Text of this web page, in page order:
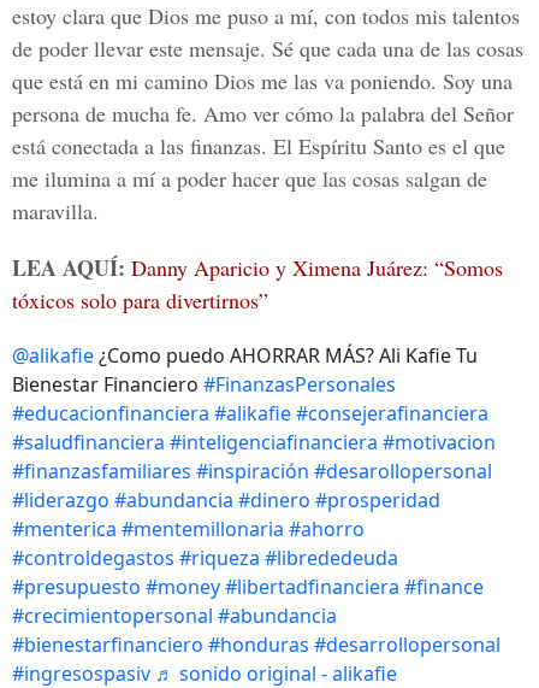
estoy clara que Dios me puso a mí, con todos mis talentos
de poder llevar este mensaje. Sé que cada una de las cosas
que está en mi camino Dios me las va poniendo. Soy una
persona de mucha fe. Amo ver cómo la palabra del Señor
está conectada a las finanzas. El Espíritu Santo es el que
me ilumina a mí a poder hacer que las cosas salgan de
maravilla.
LEA AQUÍ: Danny Aparicio y Ximena Juárez: “Somos
tóxicos solo para divertirnos”
@alikafie¿Como puedo AHORRAR MÁS? Ali Kafie Tu
Bienestar Financiero #FinanzasPersonales
#educacionfinanciera #alikafie#consejerafinanciera
#saludfinanciera #inteligenciafinanciera #motivacion
#finanzasfamiliares #inspiración #desarollopersonal
#liderazgo #abundancia #dinero #prosperidad
#menterica #mentemillonaria #ahorro
#controldegastos #riqueza #librededeuda
#presupuesto #money#libertadfinanciera #finance
#crecimientopersonal #abundancia
#bienestarfinanciero #honduras #desarrollopersonal
#ingresospasiv ♬ sonido original - alikafie